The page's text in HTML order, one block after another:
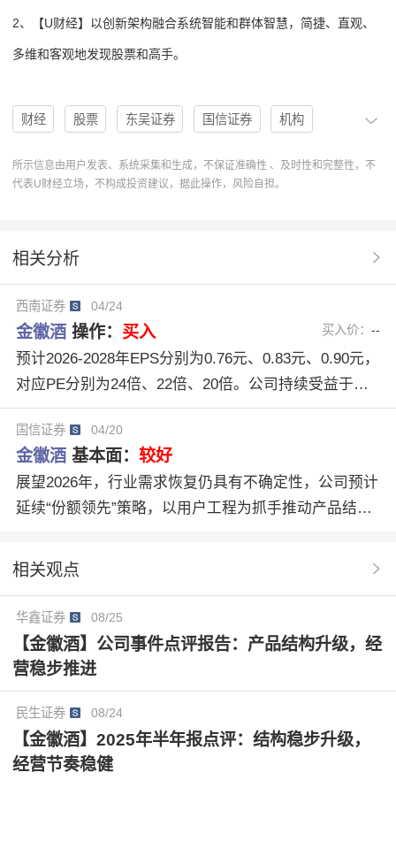
2、【U财经】以创新架构融合系统智能和群体智慧，简捷、直观、
多维和客观地发现股票和高手。
财经 股票 东吴证券 国信证券 机构
评级 分析 PE 买入 买入评级 省外市场
南西证券
用户工程 26Q1收入表现
所示信息由用户发表、系统采集和生成，不保证准确性 、及时性和完整性，不
代表U财经立场，不构成投资建议，据此操作，风险自担。
相关分析
西南证券 04/24
金徽酒 操作： 买入 买入价：--
预计2026-2028年EPS分别为0.76元、0.83元、0.90元，
对应PE分别为24倍、22倍、20倍。公司持续受益于全
国化布局和产品结构升级，看好公司长期成长能力，维
持“买入”评级。
国信证券 04/20
金徽酒 基本面： 较好
展望2026年，行业需求恢复仍具有不确定性，公司预计
延续“份额领先”策略，以用户工程为抓手推动产品结构
下产品逐步夯实基本盘、下跌幅度收窄；另一方面，成
平；综合来看净利率拐点预计在1-2年显现。维持此前
盈利预测，预计2026-2028年公司收入30.07/32.17/35.3
7亿元，同比+3.0%/+7.0%/+10.0%；归母净利润3.57/3.
86/4.56亿元，同比+0.8%/+8.0%/+17.9%；当前股价对
应2026/2027年25.7/23.8倍P/E，维持“优于大市”评级。
相关观点
华鑫证券 08/25
【金徽酒】公司事件点评报告：产品结构升级，经
营稳步推进
民生证券 08/24
【金徽酒】2025年半年报点评：结构稳步升级，
经营节奏稳健